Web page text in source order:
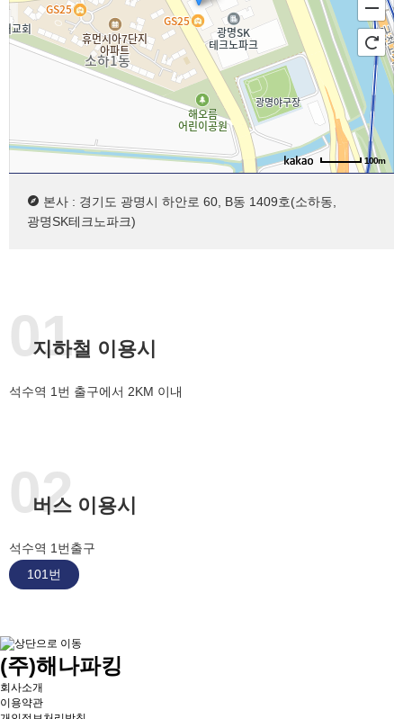
100m
본사 : 경기도 광명시 하안로 60, B동 1409호(소하동,
광명SK테크노파크)
01
지하철 이용시
석수역 1번 출구에서 2KM 이내
02
버스 이용시
석수역 1번출구
101번
(주)해나파킹
회사소개
이용약관